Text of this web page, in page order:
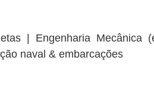
| Engenharia Mecânica
naval & embarcações